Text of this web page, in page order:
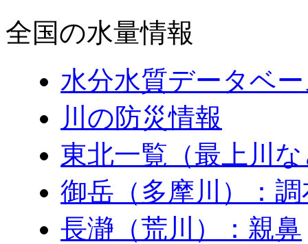
全国の水量情報
水分水質データベ
川の防災情報
東北一覧（最上川
御岳（多摩川）：
長瀞（荒川）：親鼻